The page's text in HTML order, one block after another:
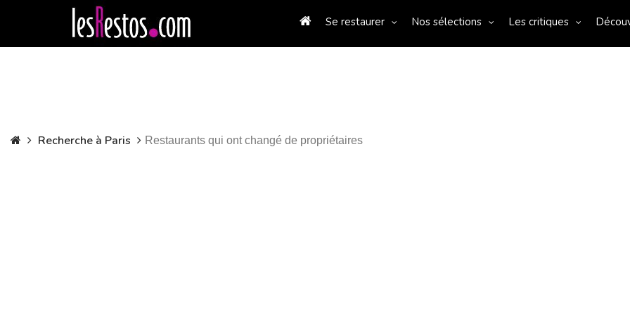
Se restaurer Nos sélections Les critiques
Recherche à Paris Restaurants qui ont changé de propriétaires